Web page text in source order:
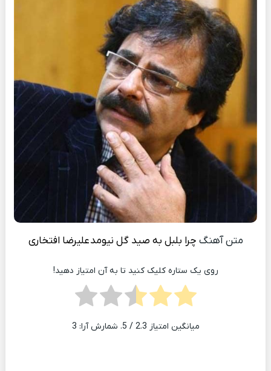
متن آهنگ چرا بلبل به صید گل نیومدعلیرضا افتخاری
روی یک ستاره کلیک کنید تا به آن امتیاز دهید!
میانگین امتیاز 2.3 / 5. شمارش آرا: 3